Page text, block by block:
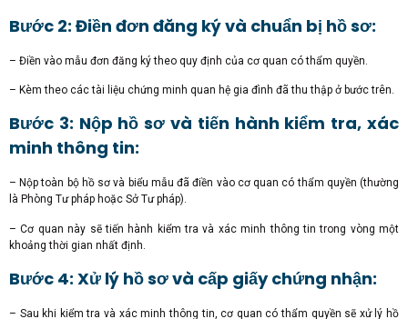
Bước 2: Điền đơn đăng ký và chuẩn bị hồ sơ:
– Điền vào mẫu đơn đăng ký theo quy định của cơ quan có thẩm quyền.
– Kèm theo các tài liệu chứng minh quan hệ gia đình đã thu thập ở bước trên.
Bước 3: Nộp hồ sơ và tiến hành kiểm tra, xác
minh thông tin:
– Nộp toàn bộ hồ sơ và biểu mẫu đã điền vào cơ quan có thẩm quyền (thường
là Phòng Tư pháp hoặc Sở Tư pháp).
– Cơ quan này sẽ tiến hành kiểm tra và xác minh thông tin trong vòng một
khoảng thời gian nhất định.
Bước 4: Xử lý hồ sơ và cấp giấy chứng nhận:
– Sau khi kiểm tra và xác minh thông tin, cơ quan có thẩm quyền sẽ xử lý hồ